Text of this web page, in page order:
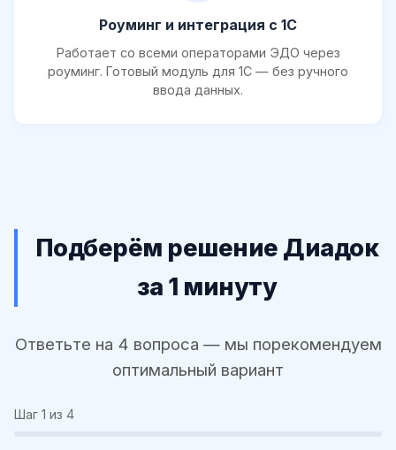
Роуминг и интеграция с 1С
Работает со всеми операторами ЭДО через
роуминг. Готовый модуль для 1С — без ручного
ввода данных.
Подберём решение Диадок
за 1 минуту
Ответьте на 4 вопроса — мы порекомендуем
оптимальный вариант
Шаг 1 из 4